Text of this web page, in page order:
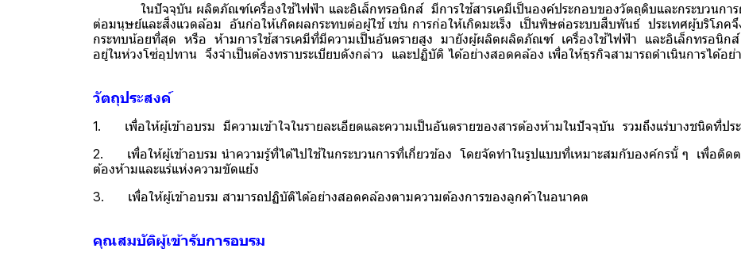
ในปัจจุบัน ผลิตภัณฑ์เครื่องใช้ไฟฟ้า และอิเล็กทรอนิกส์ มีการใช้สารเคมีเป็นองค์ประกอบของวัตถุดิบและกระบวนการ
ต่อมนุษย์และสิ่งแวดล้อม อันก่อให้เกิดผลกระทบต่อผู้ใช้ เช่น การก่อให้เกิดมะเร็ง เป็นพิษต่อระบบสืบพันธ์ ประเทศผู้บริโภคจึ
กระทบน้อยที่สุด หรือ ห้ามการใช้สารเคมีที่มีความเป็นอันตรายสูง มายังผู้ผลิตผลิตภัณฑ์ เครื่องใช้ไฟฟ้า และอิเล็กทรอนิ
อยู่ในห่วงโซ่อุปทาน จึงจำเป็นต้องทราบระเบียบดังกล่าว และปฏิบัติ ได้อย่างสอดคล้อง เพื่อให้ธุรกิจสามารถดำเนินการได้อย่
วัตถุประสงค์
1. เพื่อให้ผู้เข้าอบรม มีความเข้าใจในรายละเอียดและความเป็นอันตรายของสารต้องห้ามในปัจจุบัน รวมถึงแร่บางชนิดที่ป
2. เพื่อให้ผู้เข้าอบรม นำความรู้ที่ได้ไปใช้ในกระบวนการที่เกี่ยวข้อง โดยจัดทำในรูปแบบที่เหมาะสมกับองค์กรนั้ ๆ เพื่อติ
ต้องห้ามและแร่แห่งความขัดแย้ง
3. เพื่อให้ผู้เข้าอบรม สามารถปฏิบัติได้อย่างสอดคล้องตามความต้องการของลูกค้าในอนาคต
คุณสมบัติผู้เข้ารับการอบรม